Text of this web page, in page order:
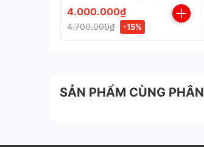
4.000.000₫
4.700.000₫ -15%
SẢN PHẨM CÙNG